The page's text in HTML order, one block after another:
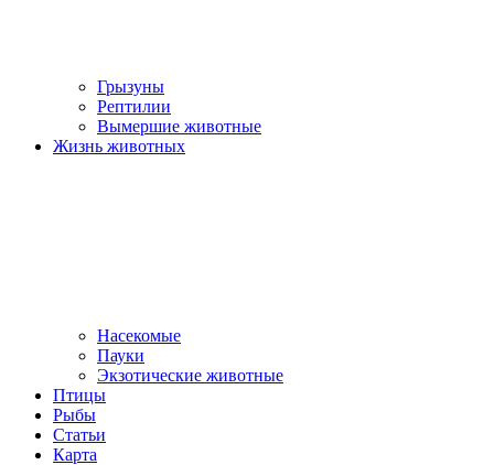
Грызуны
Рептилии
Вымершие животные
Жизнь животных
Насекомые
Пауки
Экзотические животные
Птицы
Рыбы
Статьи
Карта